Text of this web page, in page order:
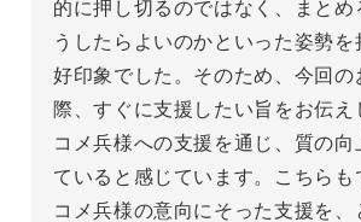
的に押し切るのではなく、まとめ
うしたらよいのかといった姿勢を
好印象でした。そのため、今回の
際、すぐに支援したい旨をお伝え
コメ兵様への支援を通じ、質の向
ていると感じています。こちらも
コメ兵様の意向にそった支援を、